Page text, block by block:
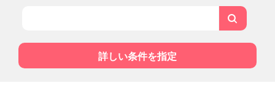
詳しい条件を指定